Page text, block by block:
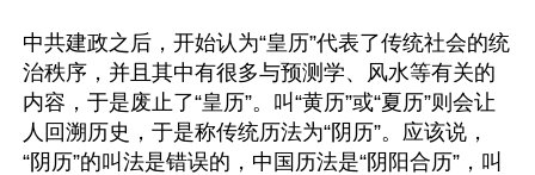
中共建政之后，开始认为“皇历”代表了传统社会的统
治秩序，并且其中有很多与预测学、风水等有关的
内容，于是废止了“皇历”。叫“黄历”或“夏历”则会让
人回溯历史，于是称传统历法为“阴历”。应该说，
“阴历”的叫法是错误的，中国历法是“阴阳合历”，叫